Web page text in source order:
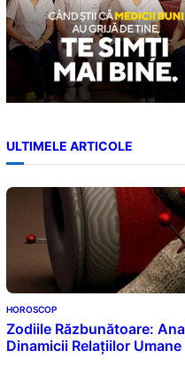
ULTIMELE ARTICOLE
HOROSCOP
Zodiile Răzbunătoare:
Dinamicii Relațiilor Umane